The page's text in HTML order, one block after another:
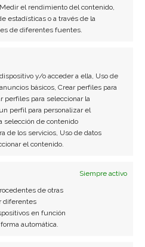
el rendimiento del contenido,
estadísticas o a través de la
de diferentes fuentes.
y/o acceder a ella, Uso de
básicos, Crear perfiles para
perfiles para seleccionar la
perfil para personalizar el
selección de contenido
de los servicios, Uso de datos
el contenido.
Siempre activo
de otras
diferentes
en función
automática.
EL AUTOR
Ruiz López
en tecnología y
en inteligencia artificial,
artículos →